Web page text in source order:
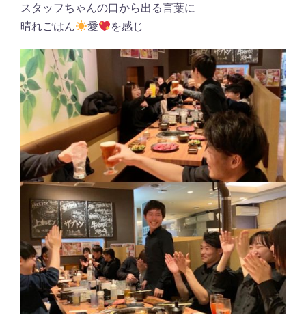
スタッフちゃんの口から出る言葉に
晴れごはん
愛 を感じ